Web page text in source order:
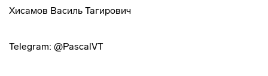
Хисамов Василь Тагирович
Telegram: @PascalVT